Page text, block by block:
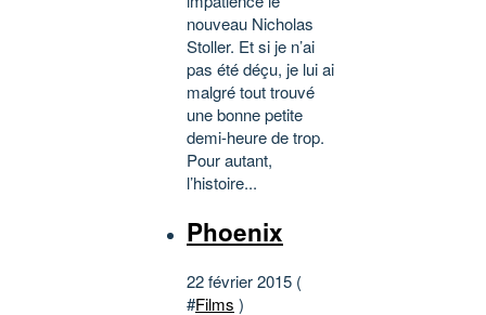
nouveau Nicholas
Stoller. Et si je n’ai
pas été déçu, je lui ai
malgré tout trouvé
une bonne petite
demi-heure de trop.
Pour autant,
l’histoire...
Phoenix
22 février 2015 (
#Films )